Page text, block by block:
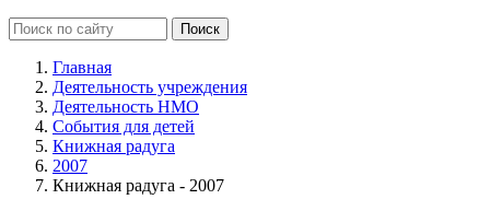
Главная
Деятельность учреждения
Деятельность НМО
События для детей
Книжная радуга
2007
Книжная радуга - 2007